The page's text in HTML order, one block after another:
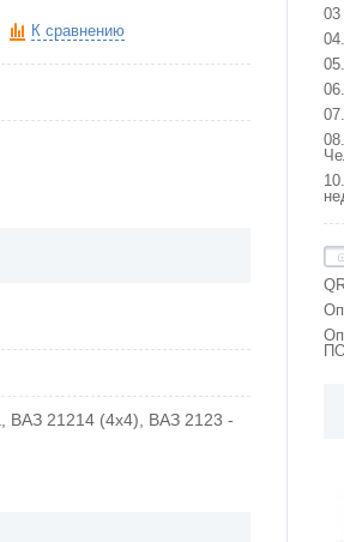
К сравнению
ВАЗ 21214 (4x4), ВАЗ 2123 -